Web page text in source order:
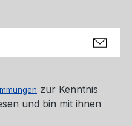
zur Kenntnis
und bin mit ihnen